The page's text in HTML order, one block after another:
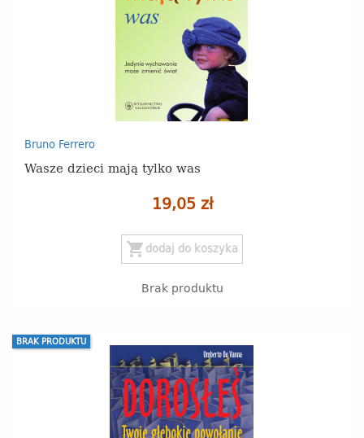
Bruno Ferrero
Wasze dzieci mają tylko was
19,05 zł
shopping_cart dodaj do koszyka
Brak produktu
BRAK PRODUKTU